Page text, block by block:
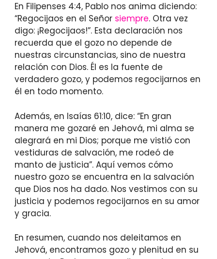
En Filipenses 4:4, Pablo nos anima diciendo:
“Regocijaos en el Señor siempre. Otra vez
digo: ¡Regocijaos!”. Esta declaración nos
recuerda que el gozo no depende de
nuestras circunstancias, sino de nuestra
relación con Dios. Él es la fuente de
verdadero gozo, y podemos regocijarnos en
él en todo momento.
Además, en Isaías 61:10, dice: “En gran
manera me gozaré en Jehová, mi alma se
alegrará en mi Dios; porque me vistió con
vestiduras de salvación, me rodeó de
manto de justicia”. Aquí vemos cómo
nuestro gozo se encuentra en la salvación
que Dios nos ha dado. Nos vestimos con su
justicia y podemos regocijarnos en su amor
y gracia.
En resumen, cuando nos deleitamos en
Jehová, encontramos gozo y plenitud en su